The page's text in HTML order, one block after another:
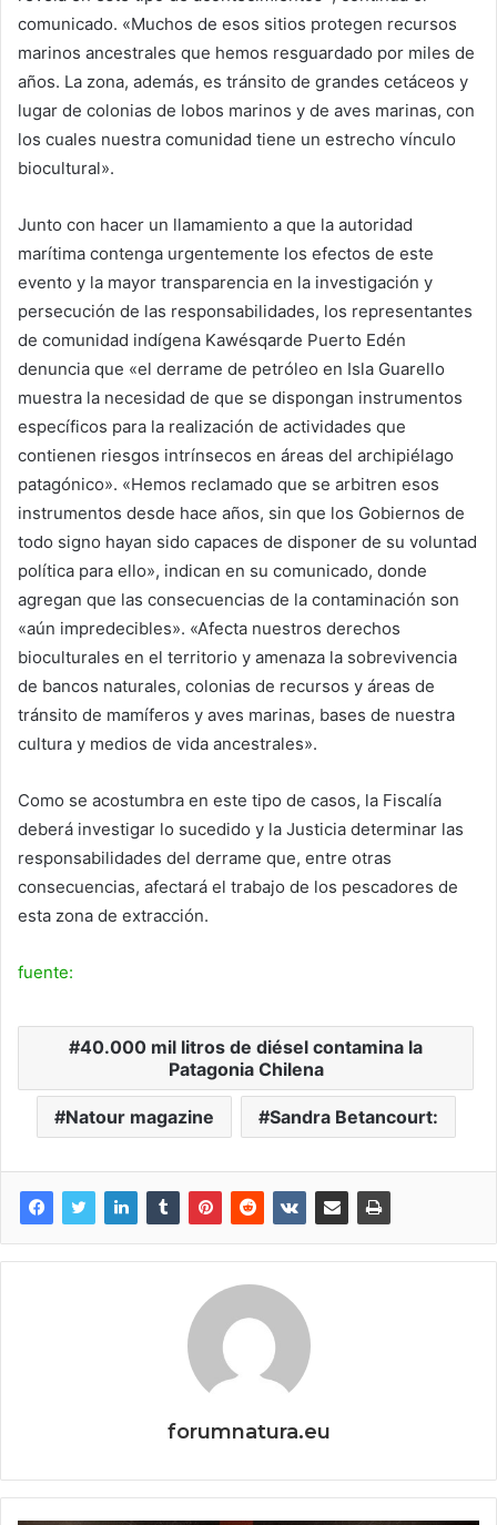
comunicado. «Muchos de esos sitios protegen recursos
marinos ancestrales que hemos resguardado por miles de
años. La zona, además, es tránsito de grandes cetáceos y
lugar de colonias de lobos marinos y de aves marinas, con
los cuales nuestra comunidad tiene un estrecho vínculo
biocultural».
Junto con hacer un llamamiento a que la autoridad
marítima contenga urgentemente los efectos de este
evento y la mayor transparencia en la investigación y
persecución de las responsabilidades, los representantes
de comunidad indígena Kawésqarde Puerto Edén
denuncia que «el derrame de petróleo en Isla Guarello
muestra la necesidad de que se dispongan instrumentos
específicos para la realización de actividades que
contienen riesgos intrínsecos en áreas del archipiélago
patagónico». «Hemos reclamado que se arbitren esos
instrumentos desde hace años, sin que los Gobiernos de
todo signo hayan sido capaces de disponer de su voluntad
política para ello», indican en su comunicado, donde
agregan que las consecuencias de la contaminación son
«aún impredecibles». «Afecta nuestros derechos
bioculturales en el territorio y amenaza la sobrevivencia
de bancos naturales, colonias de recursos y áreas de
tránsito de mamíferos y aves marinas, bases de nuestra
cultura y medios de vida ancestrales».
Como se acostumbra en este tipo de casos, la Fiscalía
deberá investigar lo sucedido y la Justicia determinar las
responsabilidades del derrame que, entre otras
consecuencias, afectará el trabajo de los pescadores de
esta zona de extracción.
fuente:
40.000 mil litros de diésel contamina la
Patagonia Chilena
Natour magazine Sandra Betancourt:
forumnatura.eu